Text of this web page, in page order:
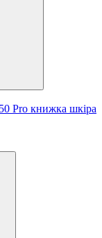
Pro книжка шкіра